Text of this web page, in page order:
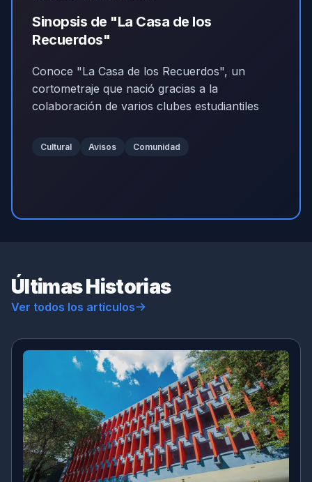
Sinopsis de "La Casa de los
Recuerdos"
Conoce "La Casa de los Recuerdos", un
cortometraje que nació gracias a la
colaboración de varios clubes estudiantiles
Cultural Avisos Comunidad
Últimas Historias
Ver todos los artículos